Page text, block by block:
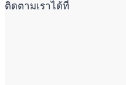
ติดตามเราได้ที่